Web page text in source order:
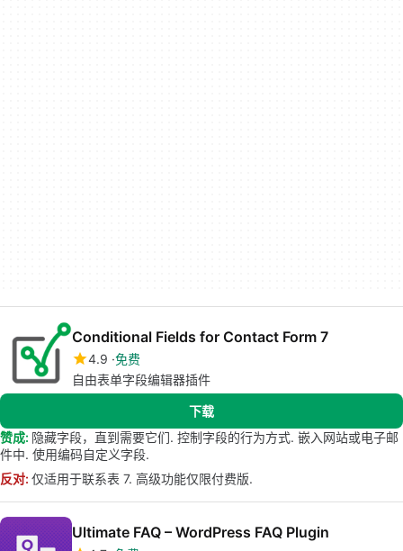
Conditional Fields for Contact Form 7
4.9 免费
自由表单字段编辑器插件
下载
赞成: 隐藏字段，直到需要它们. 控制字段的行为方式. 嵌入网站或电子邮
件中. 使用编码自定义字段.
反对: 仅适用于联系表 7. 高级功能仅限付费版.
Ultimate FAQ – WordPress FAQ Plugin